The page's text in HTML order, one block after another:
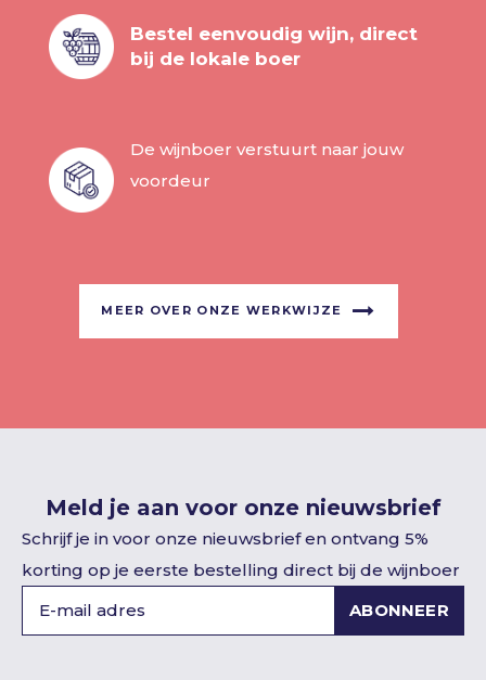
Bestel eenvoudig wijn, direct
bij de lokale boer
De wijnboer verstuurt naar jouw
voordeur
MEER OVER ONZE WERKWIJZE
Meld je aan voor onze nieuwsbrief
Schrijf je in voor onze nieuwsbrief en ontvang 5%
korting op je eerste bestelling direct bij de wijnboer
ABONNEER